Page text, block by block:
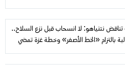
نتنياهو: لا انسحاب قبل نزع السلاح..
بالتزام «الخط الأصفر» وخطة غزة تمضي